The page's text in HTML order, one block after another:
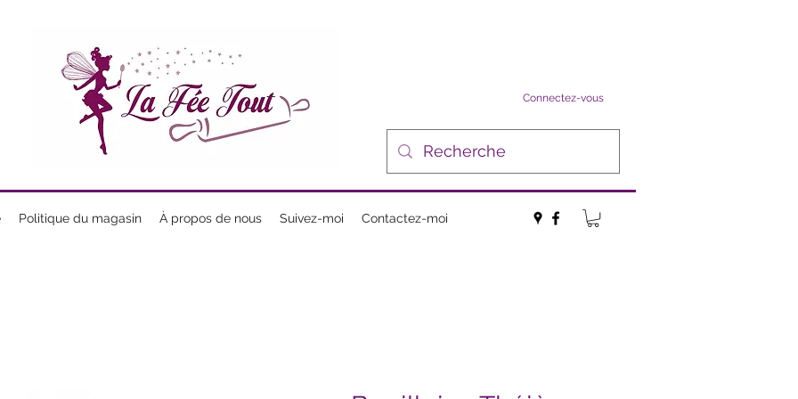
Connectez-vous
Politique du magasin À propos de nous Suivez-moi Contactez-moi